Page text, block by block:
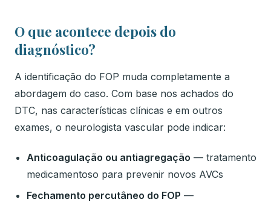
O que acontece depois do
diagnóstico?
A identificação do FOP muda completamente a
abordagem do caso. Com base nos achados do
DTC, nas características clínicas e em outros
exames, o neurologista vascular pode indicar:
Anticoagulação ou antiagregação — tratamento
medicamentoso para prevenir novos AVCs
Fechamento percutâneo do FOP —